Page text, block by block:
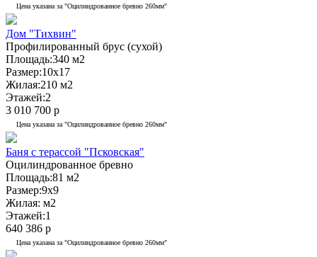
Цена указана за "Оцилиндрованное бревно 260мм"
Дом "Тихвин"
Профилированный брус (сухой)
Площадь:340 м2
Размер:10x17
Жилая:210 м2
Этажей:2
3 010 700 р
Цена указана за "Оцилиндрованное бревно 260мм"
Баня с терассой "Псковская"
Оцилиндрованное бревно
Площадь:81 м2
Размер:9x9
Жилая: м2
Этажей:1
640 386 р
Цена указана за "Оцилиндрованное бревно 260мм"